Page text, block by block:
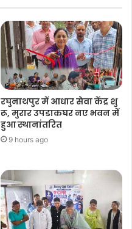
रघुनाथपुर में आधार सेवा केंद्र शु
रू, मुरार उपडाकघर नए भवन में
हुआ स्थानांतरित
9 hours ago